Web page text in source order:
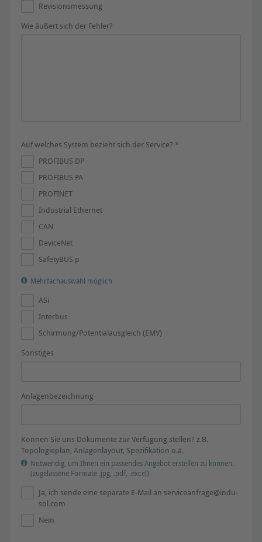
Revisionsmessung
Wie äußert sich der Fehler?
Auf welches System bezieht sich der Service? *
PROFIBUS DP
PROFIBUS PA
PROFINET
Industrial Ethernet
CAN
DeviceNet
SafetyBUS p
Mehrfachauswahl möglich
ASi
Interbus
Schirmung/Potentialausgleich (EMV)
Sonstiges
Anlagenbezeichnung
Können Sie uns Dokumente zur Verfügung stellen? z.B.
Topologieplan, Anlagenlayout, Spezifikation o.ä.
Notwendig, um Ihnen ein passendes Angebot erstellen zu können.
(zugelassene Formate .jpg, .pdf, .excel)
Ja, ich sende eine separate E-Mail an serviceanfrage@indu-
sol.com
Nein